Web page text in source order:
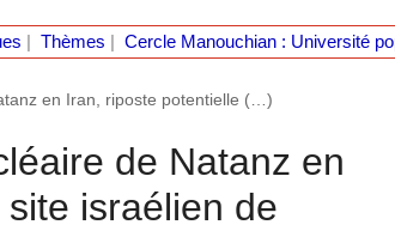
Thèmes Cercle Manouchian : Université
en Iran, riposte potentielle (…)
de Natanz en
israélien de